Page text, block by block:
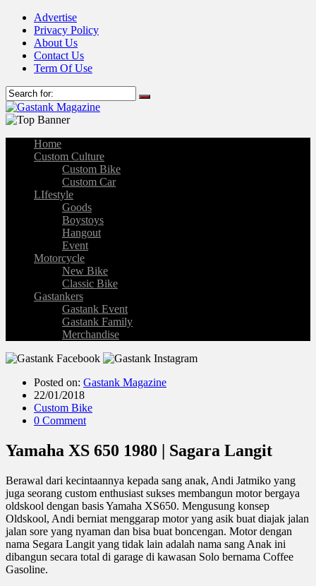
Advertise
Privacy Policy
About Us
Contact Us
Term Of Use
Home
Custom Culture
Custom Bike
Custom Car
LIfestyle
Goods
Boystoys
Hangout
Event
Motorcycle
New Bike
Classic Bike
Gastankers
Gastank Event
Gastank Family
Merchandise
Posted on: Gastank Magazine
22/01/2018
Custom Bike
0 Comment
Yamaha XS 650 1980 | Sagara Langit
Berawal dari kecintaannya kepada sang anak, Andi Jatmiko yang
juga seorang custom enthusiast sukses membangun motor bergaya
oldskool dengan basis Yamaha XS650. Mengusung konsep
Oldskool, Andi berniat menggarap motor yang asik buat diajak jalan
jalan sore yang nyaman dan bisa buat boncengan. Motor dengan
nama Segara Langit yang tidak lain adalah nama sang Anak ini
dibangun secara total di garage di kawasan Solo bernama Coffee
Gasoline.